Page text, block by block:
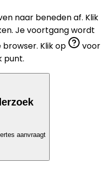
naar beneden af. Klik
Je voortgang wordt
Klik op
voor
punt.
aanvraagt